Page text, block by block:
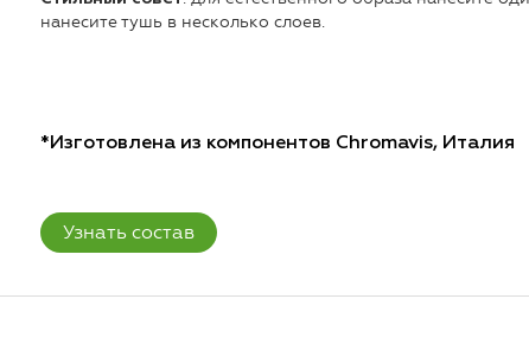
нанесите тушь в несколько слоев.
*Изготовлена из компонентов Chromavis, Италия
Узнать состав